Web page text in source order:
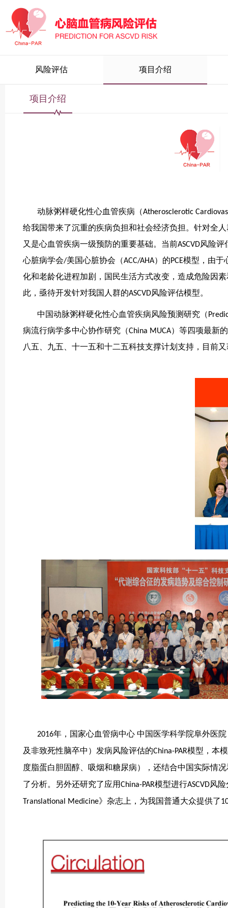
风险评估 项目介绍
项目介绍
动脉粥样硬化性心血管疾病（Atherosclerotic
给我国带来了沉重的疾病负担和社会经济负担。针对全
又是心血管疾病一级预防的重要基础。当前ASCVD风险
心脏病学会/美国心脏协会（ACC/AHA）的PCE模型，由
化和老龄化进程加剧，国民生活方式改变，造成危险因
此，亟待开发针对我国人群的ASCVD风险评估模型。
中国动脉粥样硬化性心血管疾病风险预测研究（
病流行病学多中心协作研究（China MUCA）等四项最
八五、九五、十一五和十二五科技支撑计划支持，目前
2016年， 国家心血管病中心 中国医学科学院阜外医
及非致死性脑卒中 ） 发病风险评估的China-PAR模型，本
度脂蛋白胆固醇、吸烟和糖尿病），还结合中国实际情
了分析。另外还研究了应用China-PAR模型进行ASCVD风
Translational Medicine》杂志上，为我国普通大众提供了